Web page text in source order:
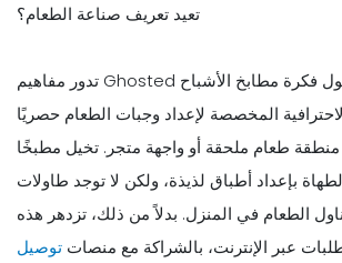
تعيد تعريف صناعة الطعام؟
تدور مفاهيم Ghosted بشكل أساسي حول فكرة مطابخ الأشباح
المخصصة لإعداد وجبات الطعام حصريًا
منطقة طعام ملحقة أو واجهة متجر. تخيل مطبخًا
بإعداد أطباق لذيذة، ولكن لا توجد طاولات
الطعام في المنزل. بدلاً من ذلك، تزدهر هذه
عبر الإنترنت، بالشراكة مع منصات توصيل